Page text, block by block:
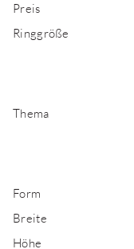
Preis
Ringgröße
Thema
Form
Breite
Höhe